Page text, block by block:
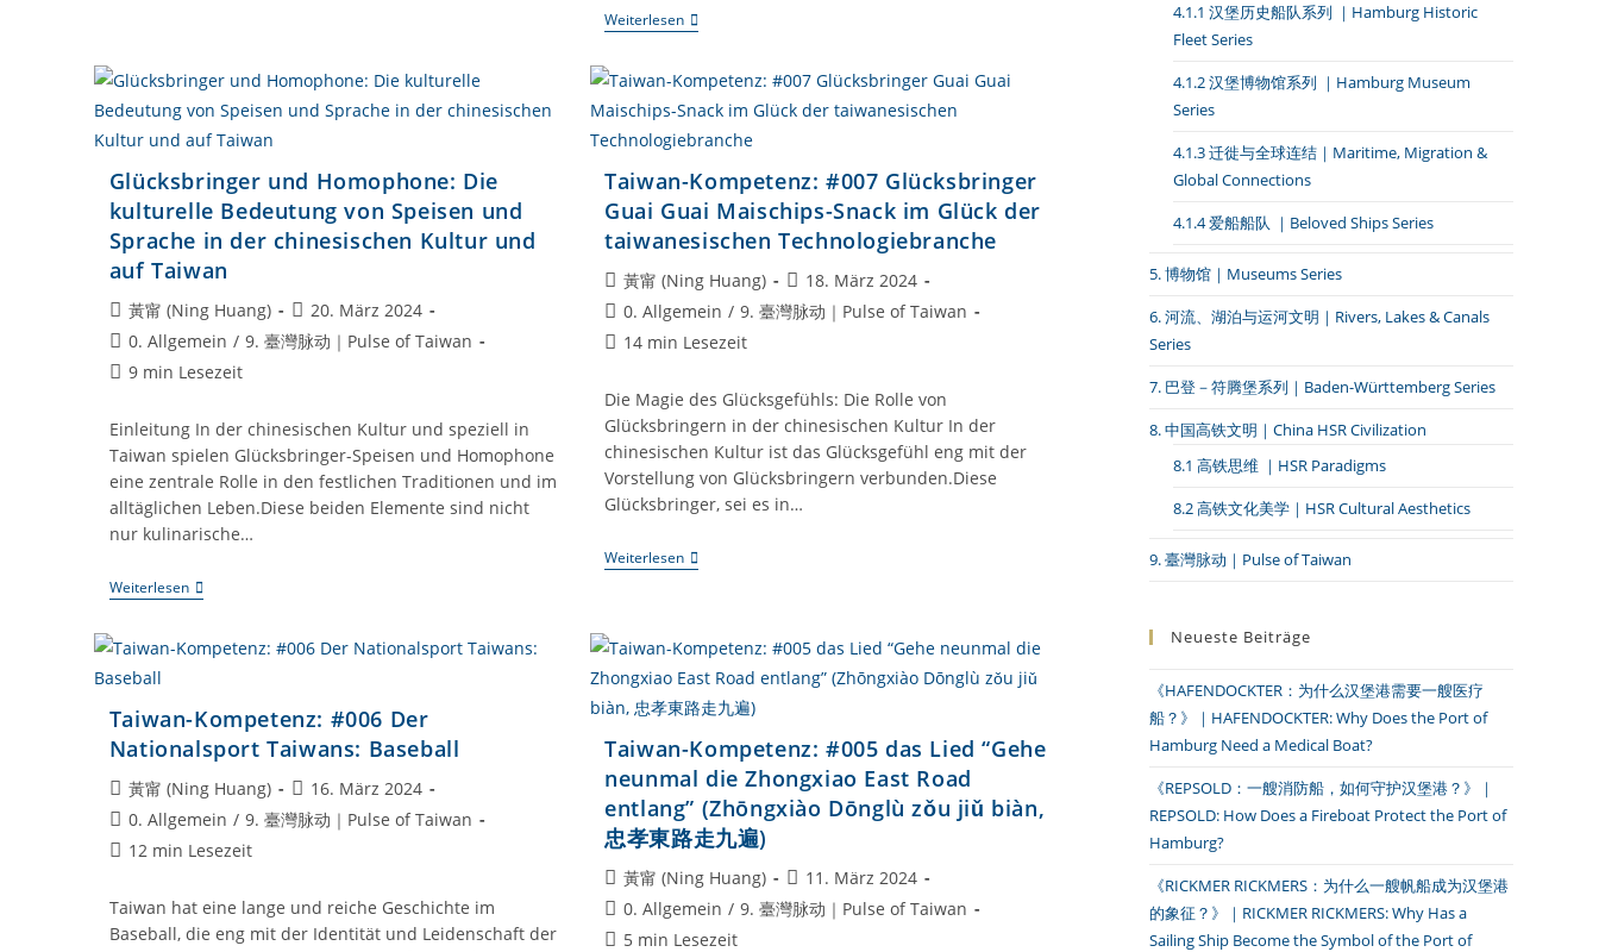
WeiterlesenTaiwan-
Kompetenz:
Die
Faszinierende
Welt
Der
Taiwan-
Oper:
Geschichte,
Entwicklung
Und
Einfluss
Glücksbringer und Homophone: Die
kulturelle Bedeutung von Speisen und
Sprache in der chinesischen Kultur und
auf Taiwan
Beitrags-
Autor:
黃甯 (Ning Huang)
Beitrag
veröffentlicht:
20. März 2024
Beitrags-
Kategorie:
0. Allgemein / 9. 臺灣脉动｜Pulse of Taiwan
Lesedauer:
9 min Lesezeit
Einleitung In der chinesischen Kultur und speziell in
Taiwan spielen Glücksbringer-Speisen und Homophone
eine zentrale Rolle in den festlichen Traditionen und im
alltäglichen Leben.Diese beiden Elemente sind nicht
nur kulinarische…
WeiterlesenGlücksbringer
Und
Die
Kulturelle
Speisen
Und
Sprache
In
Der
Chinesischen
Und
Taiwan-Kompetenz: #007 Glücksbringer
Guai Guai Maischips-Snack im Glück der
taiwanesischen Technologiebranche
Beitrags-
Autor:
黃甯 (Ning Huang)
Beitrag
veröffentlicht:
18. März 2024
Beitrags-
Kategorie:
0. Allgemein / 9. 臺灣脉动｜Pulse of Taiwan
Lesedauer:
14 min Lesezeit
Die Magie des Glücksgefühls: Die Rolle von
Glücksbringern in der chinesischen Kultur In der
chinesischen Kultur ist das Glücksgefühl eng mit der
Vorstellung von Glücksbringern verbunden.Diese
Glücksbringer, sei es in…
WeiterlesenTaiwan-
Kompetenz:
Guai
Maischips-
Snack Im
Glück
Taiwanesischen
Technologiebranche
Taiwan-Kompetenz: #006 Der
Nationalsport Taiwans: Baseball
Beitrags-
Autor:
黃甯 (Ning Huang)
Beitrag
veröffentlicht:
16. März 2024
Beitrags-
Kategorie:
0. Allgemein / 9. 臺灣脉动｜Pulse of Taiwan
Lesedauer:
12 min Lesezeit
Taiwan hat eine lange und reiche Geschichte im
Baseball, die eng mit der Identität und Leidenschaft der
Taiwan-Kompetenz: #005 das Lied “Gehe
neunmal die Zhongxiao East Road
entlang” (Zhōngxiào Dōnglù zǒu jiǔ biàn,
忠孝東路走九遍)
Beitrags-
Autor:
黃甯 (Ning Huang)
Beitrag
veröffentlicht:
11. März 2024
Beitrags-
Kategorie:
0. Allgemein / 9. 臺灣脉动｜Pulse of Taiwan
Lesedauer:
5 min Lesezeit
4.1.1 汉堡历史船队系列 ｜Hamburg Historic
Fleet Series
4.1.2 汉堡博物馆系列 ｜Hamburg Museum
Series
4.1.3 迁徙与全球连结｜Maritime, Migration &
Global Connections
4.1.4 爱船船队 ｜Beloved Ships Series
5. 博物馆｜Museums Series
6. 河流、湖泊与运河文明｜Rivers, Lakes & Canals
Series
7. 巴登－符腾堡系列｜Baden-Württemberg Series
8. 中国高铁文明｜China HSR Civilization
8.1 高铁思维 ｜HSR Paradigms
8.2 高铁文化美学｜HSR Cultural Aesthetics
9. 臺灣脉动｜Pulse of Taiwan
Neueste Beiträge
《HAFENDOCKTER：为什么汉堡港需要一艘医疗
船？》｜HAFENDOCKTER: Why Does the Port of
Hamburg Need a Medical Boat?
《REPSOLD：一艘消防船，如何守护汉堡港？》｜
REPSOLD: How Does a Fireboat Protect the Port of
Hamburg?
《RICKMER RICKMERS：为什么一艘帆船成为汉堡港
的象征？》｜RICKMER RICKMERS: Why Has a
Sailing Ship Become the Symbol of the Port of